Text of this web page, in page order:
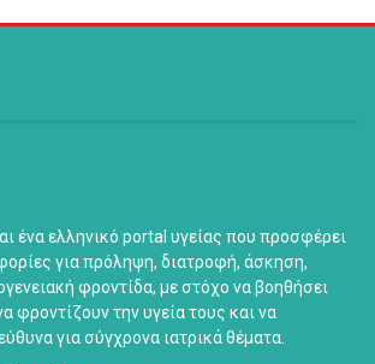
ένα ελληνικό portal υγείας που προσφέρει
για πρόληψη, διατροφή, άσκηση,
φροντίδα, με στόχο να βοηθήσει
φροντίζουν την υγεία τους και να
για σύγχρονα ιατρικά θέματα.